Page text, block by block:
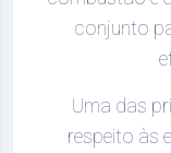
conjunto
Uma das
respeito às